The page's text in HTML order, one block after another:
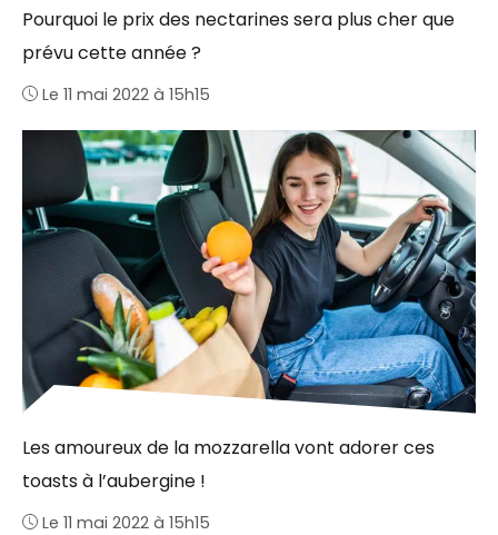
Pourquoi le prix des nectarines sera plus cher que
prévu cette année ?
Le 11 mai 2022 à 15h15
Les amoureux de la mozzarella vont adorer ces
toasts à l’aubergine !
Le 11 mai 2022 à 15h15